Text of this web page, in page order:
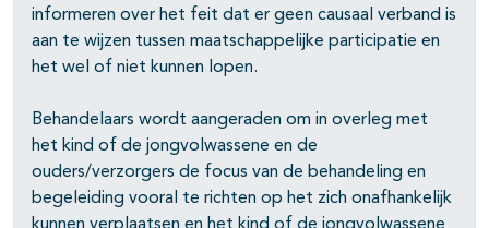
informeren over het feit dat er geen causaal verband is
aan te wijzen tussen maatschappelijke participatie en
het wel of niet kunnen lopen.
Behandelaars wordt aangeraden om in overleg met
het kind of de jongvolwassene en de
ouders/verzorgers de focus van de behandeling en
begeleiding vooral te richten op het zich onafhankelijk